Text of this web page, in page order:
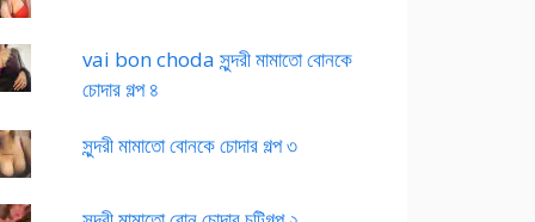
vai bon choda সুন্দরী মামাতো বোনকে
চোদার গল্প ৪
সুন্দরী মামাতো বোনকে চোদার গল্প ৩